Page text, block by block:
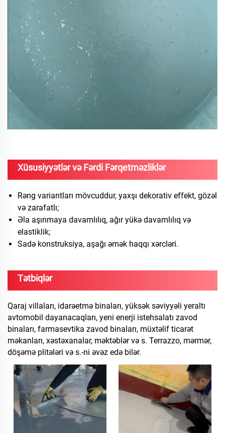
Xüsusiyyətlər və Fərdi Fərqetməzliklər
Rəng variantları mövcuddur, yaxşı dekorativ effekt, gözəl
və zarafatlı;
Əla aşınmaya davamlılıq, ağır yükə davamlılıq və
elastiklik;
Sadə konstruksiya, aşağı əmək haqqı xərcləri.
Tətbiqlər
Qaraj villaları, idarəetmə binaları, yüksək səviyyəli yeraltı
avtomobil dayanacaqları, yeni enerji istehsalatı zavod
binaları, farmasevtika zavod binaları, müxtəlif ticarət
məkanları, xəstəxanalar, məktəblər və s. Terrazzo, mərmər,
döşəmə plitələri və s.-ni əvəz edə bilər.